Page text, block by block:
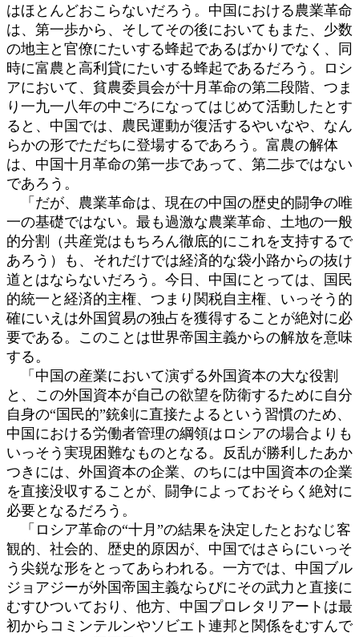
はほとんどおこらないだろう。中国における農業革命
は、第一歩から、そしてその後においてもまた、少数
の地主と官僚にたいする蜂起であるばかりでなく、同
時に富農と高利貸にたいする蜂起であるだろう。ロシ
アにおいて、貧農委員会が十月革命の第二段階、つま
り一九一八年の中ごろになってはじめて活動したとす
ると、中国では、農民運動が復活するやいなや、なん
らかの形でただちに登場するであろう。富農の解体
は、中国十月革命の第一歩であって、第二歩ではない
であろう。
「だが、農業革命は、現在の中国の歴史的闘争の唯
一の基礎ではない。最も過激な農業革命、土地の一般
的分割（共産党はもちろん徹底的にこれを支持するで
あろう）も、それだけでは経済的な袋小路からの抜け
道とはならないだろう。今日、中国にとっては、国民
的統一と経済的主権、つまり関税自主権、いっそう的
確にいえは外国貿易の独占を獲得することが絶対に必
要である。このことは世界帝国主義からの解放を意味
する。
「中国の産業において演ずる外国資本の大な役割
と、この外国資本が自己の欲望を防衛するために自分
自身の“国民的”銃剣に直接たよるという習慣のため、
中国における労働者管理の綱領はロシアの場合よりも
いっそう実現困難なものとなる。反乱が勝利したあか
つきには、外国資本の企業、のちには中国資本の企業
を直接没収することが、闘争によっておそらく絶対に
必要となるだろう。
「ロシア革命の“十月”の結果を決定したとおなじ客
観的、社会的、歴史的原因が、中国ではさらにいっそ
う尖鋭な形をとってあらわれる。一方では、中国ブル
ジョアジーが外国帝国主義ならびにその武力と直接に
むすひついており、他方、中国プロレタリアートは最
初からコミンテルンやソビエト連邦と関係をむすんで